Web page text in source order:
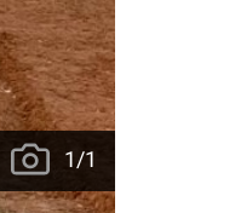
1/1